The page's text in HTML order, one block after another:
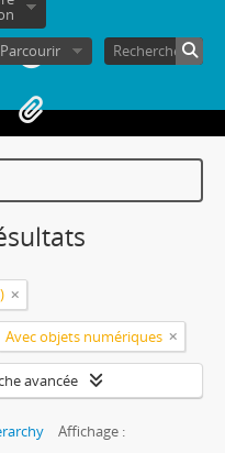
Parcourir
Avec objets numériques
avancée
Affichage :